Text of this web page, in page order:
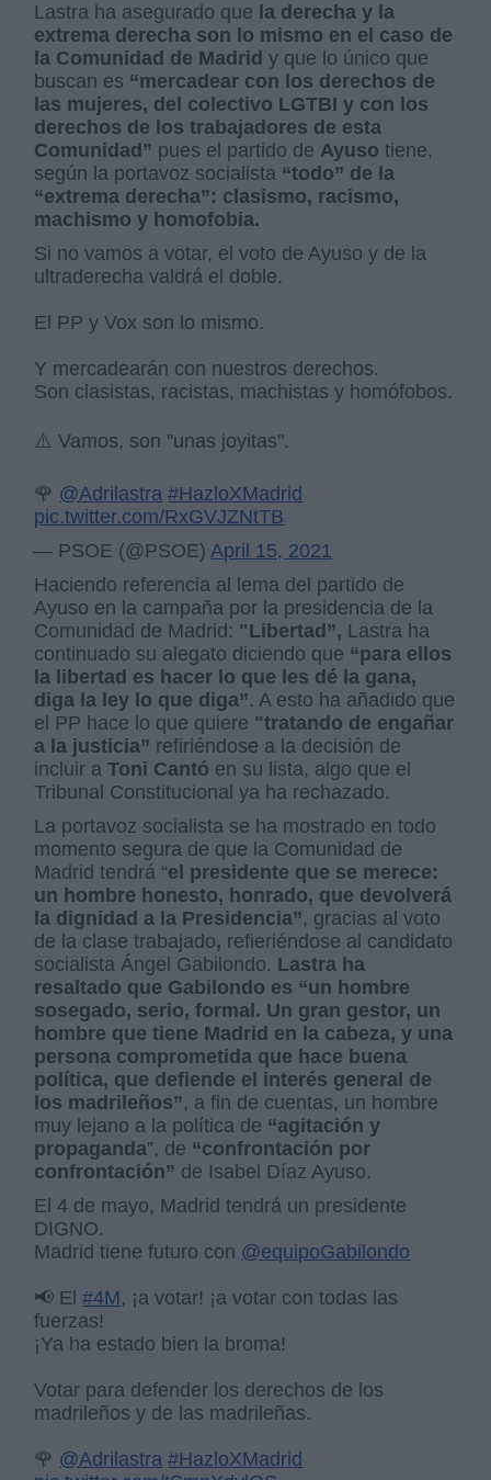
Lastra ha asegurado que la derecha y la
extrema derecha son lo mismo en el caso de
la Comunidad de Madrid y que lo único que
buscan es “mercadear con los derechos de
las mujeres, del colectivo LGTBI y con los
derechos de los trabajadores de esta
Comunidad” pues el partido de Ayuso tiene,
según la portavoz socialista “todo” de la
“extrema derecha”: clasismo, racismo,
machismo y homofobia.
Si no vamos a votar, el voto de Ayuso y de la
ultraderecha valdrá el doble.
El PP y Vox son lo mismo.
Y mercadearán con nuestros derechos.
Son clasistas, racistas, machistas y homófobos.
⚠️ Vamos, son "unas joyitas".
🌹 @Adrilastra #HazloXMadrid
pic.twitter.com/RxGVJZNtTB
— PSOE (@PSOE)April 15, 2021
Haciendo referencia al lema del partido de
Ayuso en la campaña por la presidencia de la
Comunidad de Madrid: "Libertad”, Lastra ha
continuado su alegato diciendo que “para ellos
la libertad es hacer lo que les dé la gana,
diga la ley lo que diga”. A esto ha añadido que
el PP hace lo que quiere "tratando de engañar
a la justicia” refiriéndose a la decisión de
incluir aToni Cantó en su lista, algo que el
Tribunal Constitucional ya ha rechazado.
La portavoz socialista se ha mostrado en todo
momento segura de que la Comunidad de
Madrid tendrá “el presidente que se merece:
un hombre honesto, honrado, que devolverá
la dignidad a la Presidencia”, gracias al voto
de la clase trabajado, refieriéndose al candidato
socialista Ángel Gabilondo. Lastra ha
resaltado que Gabilondo es “un hombre
sosegado, serio, formal. Un gran gestor, un
hombre que tiene Madrid en la cabeza, y una
persona comprometida que hace buena
política, que defiende el interés general de
los madrileños”, a fin de cuentas, un hombre
muy lejano a la política de “agitación y
propaganda”, de “confrontación por
confrontación” de Isabel Díaz Ayuso.
El 4 de mayo, Madrid tendrá un presidente
DIGNO.
Madrid tiene futuro con @equipoGabilondo
📢 El#4M, ¡a votar! ¡a votar con todas las
fuerzas!
¡Ya ha estado bien la broma!
Votar para defender los derechos de los
madrileños y de las madrileñas.
🌹 @Adrilastra #HazloXMadrid